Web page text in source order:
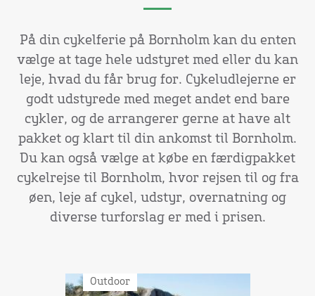
På din cykelferie på Bornholm kan du enten
vælge at tage hele udstyret med eller du kan
leje, hvad du får brug for. Cykeludlejerne er
godt udstyrede med meget andet end bare
cykler, og de arrangerer gerne at have alt
pakket og klart til din ankomst til Bornholm.
Du kan også vælge at købe en færdigpakket
cykelrejse til Bornholm, hvor rejsen til og fra
øen, leje af cykel, udstyr, overnatning og
diverse turforslag er med i prisen.
Outdoor